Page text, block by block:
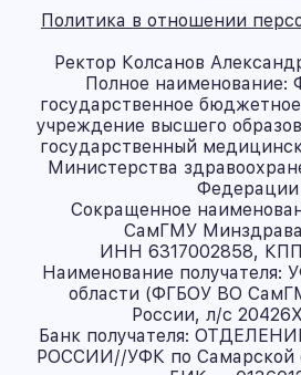
Политика в отношении
Ректор Колсанов
Полное наименование:
государственное
учреждение высшего
государственный
Министерства
Федерации
Сокращенное
СамГМУ
ИНН 6317002858, КПП
Наименование получателя:
области (ФГБОУ ВО
России, л/с
Банк получателя:
РОССИИ//УФК по Самарской